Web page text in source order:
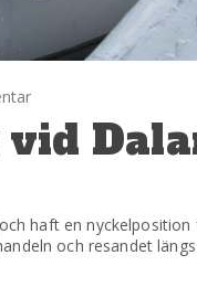
haft en nyckelposition
och resandet